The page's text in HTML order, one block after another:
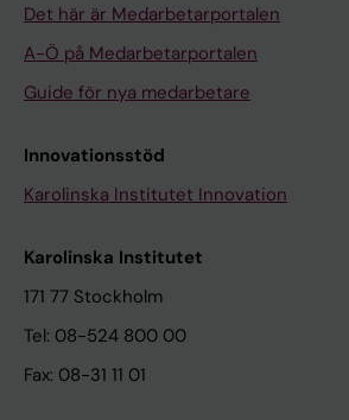
Det här är Medarbetarportalen
A-Ö på Medarbetarportalen
Guide för nya medarbetare
Innovationsstöd
Karolinska Institutet Innovation
Karolinska Institutet
171 77 Stockholm
Tel: 08-524 800 00
Fax: 08-31 11 01